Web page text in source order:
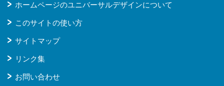
ホームページのユニバーサルデザインについて
このサイトの使い方
サイトマップ
リンク集
お問い合わせ